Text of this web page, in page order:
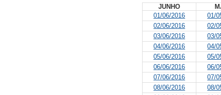
JUNHO
01/06/2016
01/
02/06/2016
02/
03/06/2016
03/
04/06/2016
04/
05/06/2016
05/
06/06/2016
06/
07/06/2016
07/
08/06/2016
08/